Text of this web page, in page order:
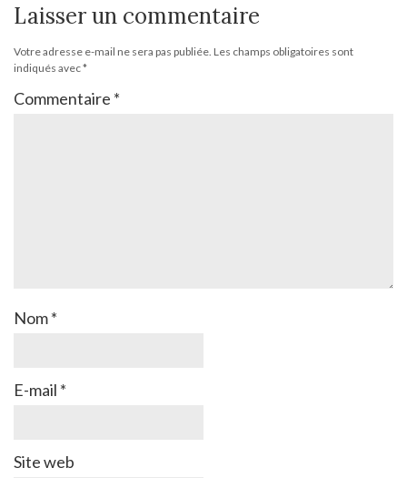
Laisser un commentaire
Votre adresse e-mail ne sera pas publiée. Les champs obligatoires sont
indiqués avec*
Commentaire *
Nom*
E-mail *
Site web